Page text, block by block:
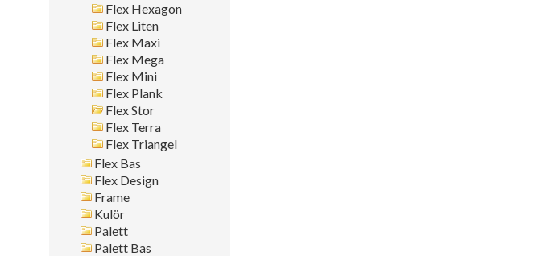
Flex Hexagon
Flex Liten
Flex Maxi
Flex Mega
Flex Mini
Flex Plank
Flex Stor
Flex Terra
Flex Triangel
Flex Bas
Flex Design
Frame
Kulör
Palett
Palett Bas